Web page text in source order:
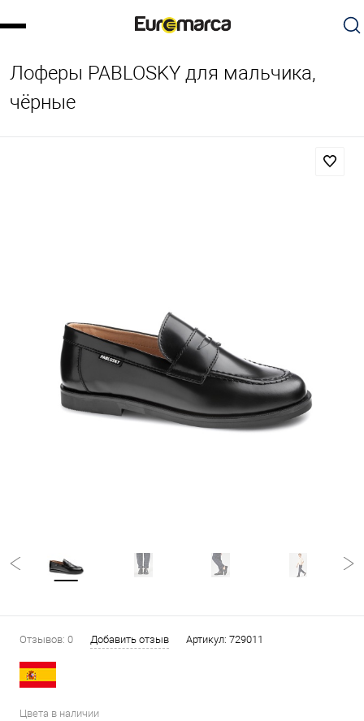
Лоферы PABLOSKY для мальчика,
чёрные
Отзывов: 0 Добавить отзыв Артикул: 729011
Цвета в наличии